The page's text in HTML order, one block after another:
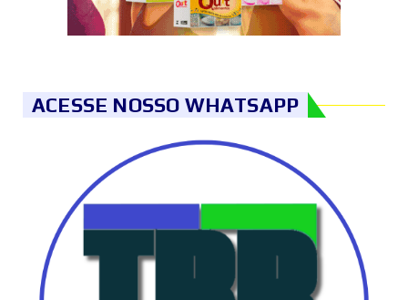
ACESSE NOSSO WHATSAPP